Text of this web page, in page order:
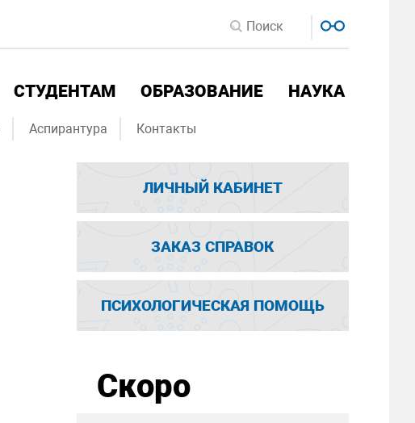
СТУДЕНТАМ ОБРАЗОВАНИЕ НАУКА
Аспирантура Контакты
ЛИЧНЫЙ КАБИНЕТ
ЗАКАЗ СПРАВОК
ПСИХОЛОГИЧЕСКАЯ ПОМОЩЬ
Скоро